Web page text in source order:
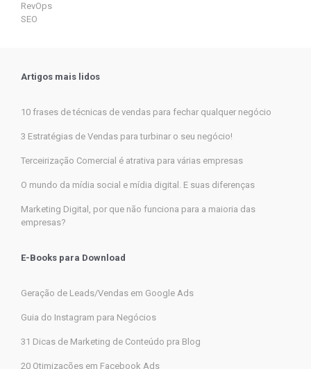
RevOps
SEO
Artigos mais lidos
10 frases de técnicas de vendas para fechar qualquer negócio
3 Estratégias de Vendas para turbinar o seu negócio!
Terceirização Comercial é atrativa para várias empresas
O mundo da mídia social e mídia digital. E suas diferenças
Marketing Digital, por que não funciona para a maioria das
empresas?
E-Books para Download
Geração de Leads/Vendas em Google Ads
Guia do Instagram para Negócios
31 Dicas de Marketing de Conteúdo pra Blog
20 Otimizações em Facebook Ads